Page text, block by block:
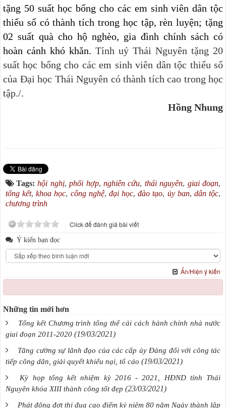
tặng 50 suất học bổng cho các em sinh viên dân tộc
thiểu số có thành tích trong học tập, rèn luyện; tặng
02 suất quà cho hộ nghèo, gia đình chính sách có
hoàn cảnh khó khăn. Tỉnh uỷ Thái Nguyên tặng 20
suất học bổng cho các em sinh viên dân tộc thiểu số
của Đại học Thái Nguyên có thành tích cao trong học
tập./.
Hồng Nhung
Tags:hội nghị,phối hợp,nghiên cứu, thái nguyên, giai đoạn,
tổng kết,khoa học, công nghệ, đại học,đào tạo, ủy ban, dân tộc,
chương trình
Click để đánh giá bài viết
Ý kiến bạn đọc
Ẩn/Hiện ý kiến
Những tin mới hơn
Tổng kết Chương trình tổng thể cải cách hành chính nhà nước
giai đoạn 2011-2020 (19/03/2021)
Tăng cường sự lãnh đạo của các cấp ủy Đảng đối với công tác
tiếp công dân, giải quyết khiếu nại, tố cáo (19/03/2021)
Kỳ họp tổng kết nhiệm kỳ 2016 - 2021, HĐND tỉnh Thái
Nguyên khóa XIII thành công tốt đẹp (23/03/2021)
Phát động đợt thi đua cao điểm kỷ niệm 80 năm Ngày thành lập